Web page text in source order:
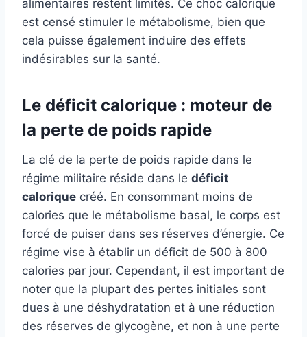
alimentaires restent limités. Ce choc calorique
est censé stimuler le métabolisme, bien que
cela puisse également induire des effets
indésirables sur la santé.
Le déficit calorique : moteur de
la perte de poids rapide
La clé de la perte de poids rapide dans le
régime militaire réside dans le déficit
calorique créé. En consommant moins de
calories que le métabolisme basal, le corps est
forcé de puiser dans ses réserves d’énergie. Ce
régime vise à établir un déficit de 500 à 800
calories par jour. Cependant, il est important de
noter que la plupart des pertes initiales sont
dues à une déshydratation et à une réduction
des réserves de glycogène, et non à une perte